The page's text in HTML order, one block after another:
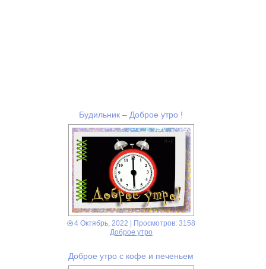
Будильник – Доброе утро !
4 Октябрь, 2022 | Просмотров: 3158
Доброе утро
Доброе утро с кофе и печеньем